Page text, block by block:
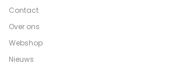
Contact
Over ons
Webshop
Nieuws